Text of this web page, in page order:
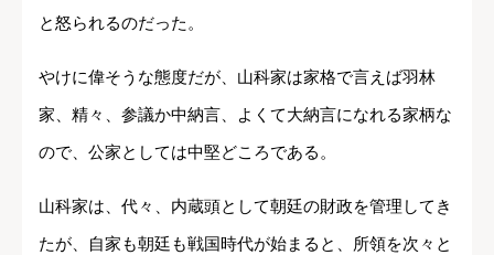
と怒られるのだった。
やけに偉そうな態度だが、山科家は家格で言えば羽林
家、精々、参議か中納言、よくて大納言になれる家柄な
ので、公家としては中堅どころである。
山科家は、代々、内蔵頭として朝廷の財政を管理してき
たが、自家も朝廷も戦国時代が始まると、所領を次々と